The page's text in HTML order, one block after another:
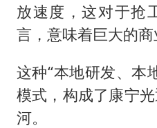
放速度，这对于抢
言，意味着巨大的商
这种“本地研发、本
模式，构成了康宁
河。